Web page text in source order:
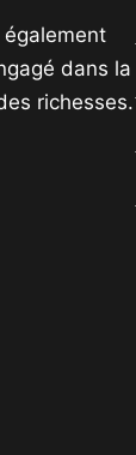
dans la
richesses.